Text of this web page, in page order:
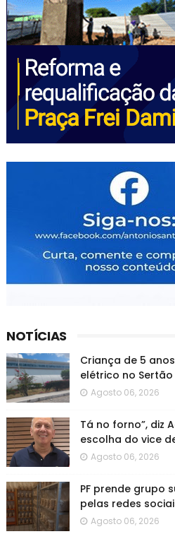
NOTÍCIAS
Criança de 5
elétrico no Sertão
Agosto 06, 2026
Tá no forno”, diz
escolha do vice
Agosto 06, 2026
PF prende grupo
pelas redes
Agosto 06, 2026